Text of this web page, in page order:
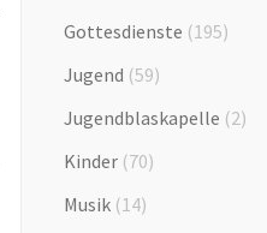
Gottesdienste (195)
Jugend (59)
Jugendblaskapelle (2)
Kinder(70)
Musik(14)